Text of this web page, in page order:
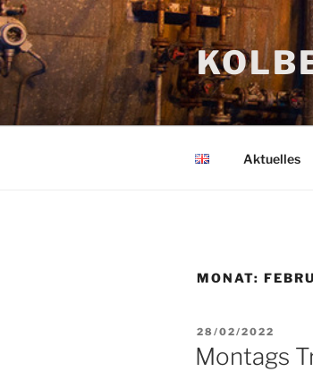
Zum
Inhalt
springen
Aktuelles
MONAT:
VERÖFFENTLICHT
AM
28/02/2022
Montags